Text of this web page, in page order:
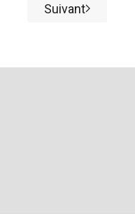
Article
Suivant